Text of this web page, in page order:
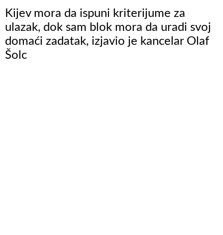
Kijev mora da ispuni kriterijume za
ulazak, dok sam blok mora da uradi svoj
domaći zadatak, izjavio je kancelar Olaf
Šolc